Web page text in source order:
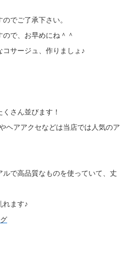
でご了承下さい。
で、お早めにね＾＾
サージュ、作りましょ♪
さん並びます！
ヘアアクセなどは当店では人気のア
で高品質なものを使っていて、丈
れます♪